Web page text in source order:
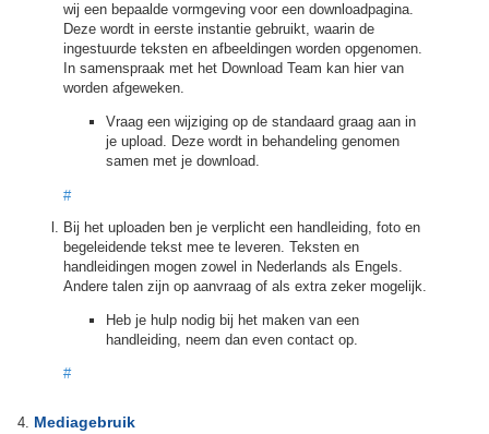
wij een bepaalde vormgeving voor een downloadpagina.
Deze wordt in eerste instantie gebruikt, waarin de
ingestuurde teksten en afbeeldingen worden opgenomen.
In samenspraak met het Download Team kan hier van
worden afgeweken.
Vraag een wijziging op de standaard graag aan in
je upload. Deze wordt in behandeling genomen
samen met je download.
#
Bij het uploaden ben je verplicht een handleiding, foto en
begeleidende tekst mee te leveren. Teksten en
handleidingen mogen zowel in Nederlands als Engels.
Andere talen zijn op aanvraag of als extra zeker mogelijk.
Heb je hulp nodig bij het maken van een
handleiding, neem dan even contact op.
#
Mediagebruik